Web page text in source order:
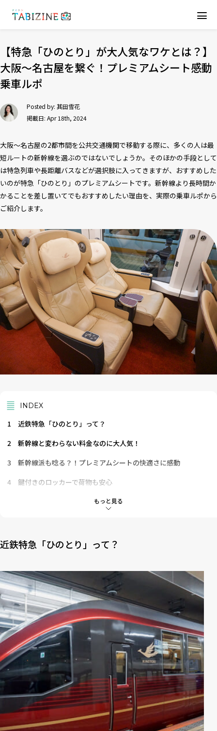
【特急「ひのとり」が大人気なワケとは？】
大阪〜名古屋を繋ぐ！プレミアムシート感動
乗車ルポ
Posted by: 其田雪花
掲載日: Apr 18th, 2024
大阪〜名古屋の2都市間を公共交通機関で移動する際に、多くの人は最
短ルートの新幹線を選ぶのではないでしょうか。そのほかの手段として
は特急列車や長距離バスなどが選択肢に入ってきますが、おすすめした
いのが特急「ひのとり」のプレミアムシートです。新幹線より長時間か
かることを差し置いてでもおすすめしたい理由を、実際の乗車ルポから
ご紹介します。
もっと見る
INDEX
1
近鉄特急「ひのとり」って？
2
新幹線と変わらない料金なのに大人気！
3
新幹線派も唸る？！プレミアムシートの快適さに感動
4
鍵付きのロッカーで荷物も安心
旅心くすぐるコーヒーマシンや自販機
近鉄特急「ひのとり」って？